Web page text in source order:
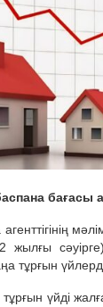
бағасы
жылғы
тұрғын үйлерді
үйді